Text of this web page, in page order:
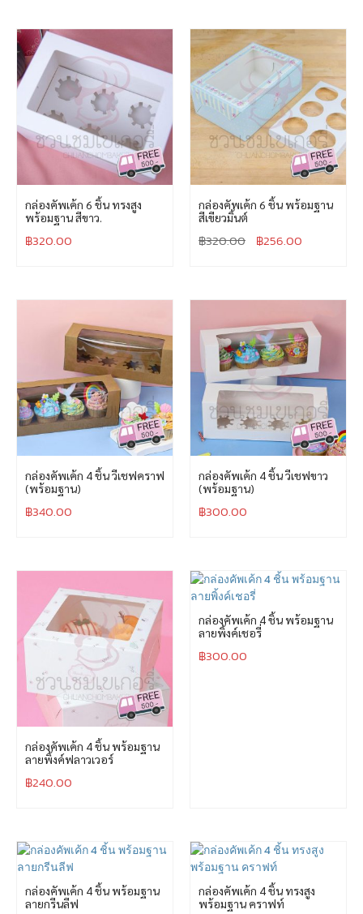
กล่องคัพเค้ก 6 ชิ้น ทรงสูง
พร้อมฐาน สีขาว.
฿320.00
กล่องคัพเค้ก 6 ชิ้น พร้อมฐาน
สีเขียวมิ้นต์
฿320.00 ฿256.00
กล่องคัพเค้ก 4 ชิ้น วีเชฟคราฟ
(พร้อมฐาน)
฿340.00
กล่องคัพเค้ก 4 ชิ้น วีเชฟขาว
(พร้อมฐาน)
฿300.00
กล่องคัพเค้ก 4 ชิ้น พร้อมฐาน
ลายพิ้งค์ฟลาวเวอร์
฿240.00
กล่องคัพเค้ก 4 ชิ้น พร้อมฐาน
ลายพิ้งค์เชอรี่
฿300.00
กล่องคัพเค้ก 4 ชิ้น พร้อมฐาน
ลายกรีนลีฟ
กล่องคัพเค้ก 4 ชิ้น ทรงสูง
พร้อมฐาน คราฟท์